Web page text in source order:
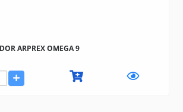
ARPREX OMEGA 9